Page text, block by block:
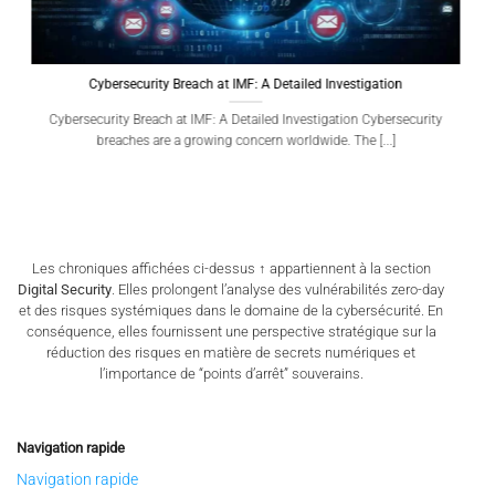
Cybersecurity Breach at IMF: A Detailed Investigation
Cybersecurity Breach at IMF: A Detailed Investigation Cybersecurity
breaches are a growing concern worldwide. The [...]
Les chroniques affichées ci-dessus ↑ appartiennent à la section
Digital Security . Elles prolongent l’analyse des vulnérabilités zero-day
et des risques systémiques dans le domaine de la cybersécurité. En
conséquence, elles fournissent une perspective stratégique sur la
réduction des risques en matière de secrets numériques et
l’importance de “points d’arrêt” souverains.
Navigation rapide
Navigation rapide